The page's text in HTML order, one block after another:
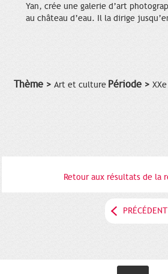
Yan, crée une galerie d’art
au château d’eau. Il la dirige
Thème > Art et culture Période >
Retour aux résultats de la
PRÉCÉDENT